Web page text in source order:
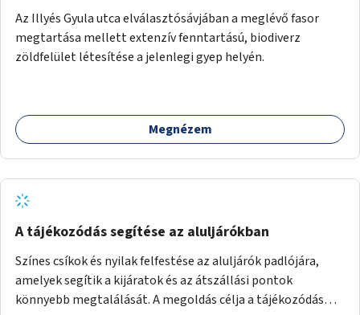
Az Illyés Gyula utca elválasztósávjában a meglévő fasor
megtartása mellett extenzív fenntartású, biodiverz
zöldfelület létesítése a jelenlegi gyep helyén.
Megnézem
A tájékozódás segítése az aluljárókban
Színes csíkok és nyilak felfestése az aluljárók padlójára,
amelyek segítik a kijáratok és az átszállási pontok
könnyebb megtalálását. A megoldás célja a tájékozódás